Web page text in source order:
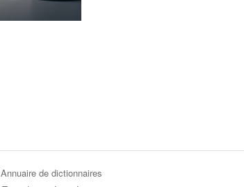
Annuaire de dictionnaires